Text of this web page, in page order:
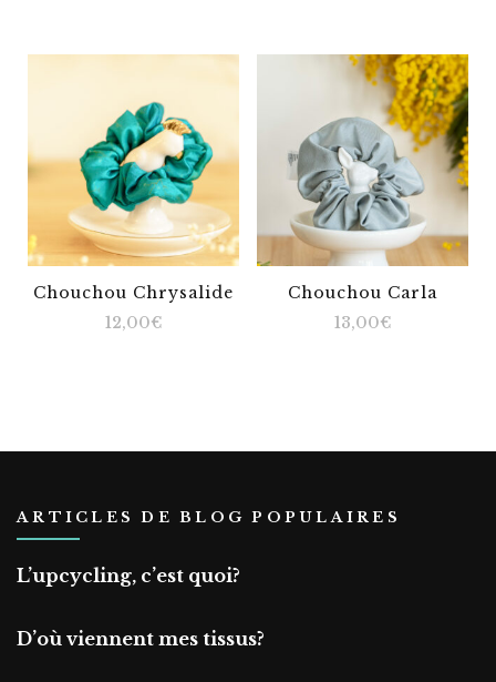
Chouchou Chrysalide
12,00€
Chouchou Carla
13,00€
ARTICLES DE BLOG POPULAIRES
L’upcycling, c’est quoi?
D’où viennent mes tissus?